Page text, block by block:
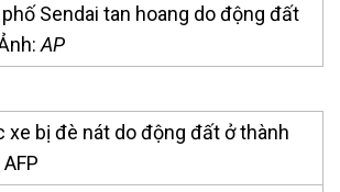
Sendai tan hoang do động đất
AP